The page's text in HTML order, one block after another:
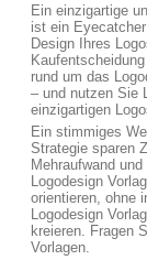
Ein einzigartige
ist ein
Design Ihres
rund um das
– und nutzen Sie
einzigartigen
Ein stimmiges
Strategie sparen
Mehraufwand
Logodesign
orientieren, ohne
Logodesign
kreieren. Fragen
Vorlagen.